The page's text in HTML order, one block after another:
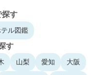
探す
ル図鑑
す
山梨 愛知 大阪